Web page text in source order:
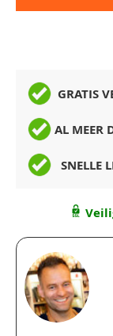
GRATIS
AL MEER
SNELLE